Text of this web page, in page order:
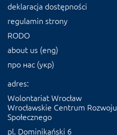
deklaracja dostępności
regulamin strony
RODO
about us (eng)
про нас (укр)
adres:
Wolontariat Wrocław
Wrocławskie Centrum Rozwoju
Społecznego
pl. Dominikański 6